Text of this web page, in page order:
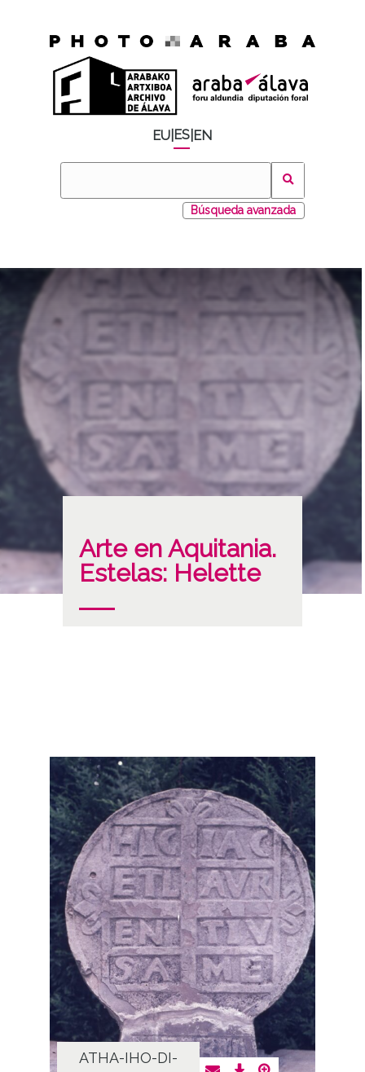
EU ES EN
Búsqueda avanzada
Arte en Aquitania.
Estelas: Helette
ATHA-IHO-DI-